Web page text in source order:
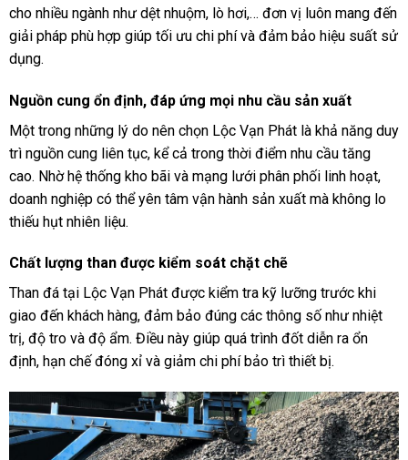
cho nhiều ngành như dệt nhuộm, lò hơi,… đơn vị luôn mang đến
giải pháp phù hợp giúp tối ưu chi phí và đảm bảo hiệu suất sử
dụng.
Nguồn cung ổn định, đáp ứng mọi nhu cầu sản xuất
Một trong những lý do nên chọn Lộc Vạn Phát là khả năng duy
trì nguồn cung liên tục, kể cả trong thời điểm nhu cầu tăng
cao. Nhờ hệ thống kho bãi và mạng lưới phân phối linh hoạt,
doanh nghiệp có thể yên tâm vận hành sản xuất mà không lo
thiếu hụt nhiên liệu.
Chất lượng than được kiểm soát chặt chẽ
Than đá tại Lộc Vạn Phát được kiểm tra kỹ lưỡng trước khi
giao đến khách hàng, đảm bảo đúng các thông số như nhiệt
trị, độ tro và độ ẩm. Điều này giúp quá trình đốt diễn ra ổn
định, hạn chế đóng xỉ và giảm chi phí bảo trì thiết bị.